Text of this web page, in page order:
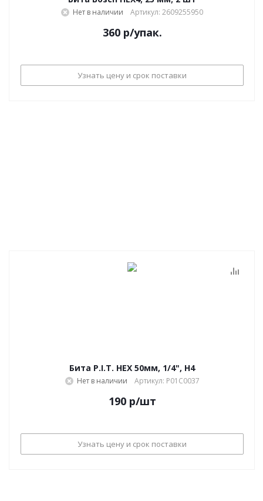
Нет в наличии Артикул: 2609255950
360р/упак.
Узнать цену и срок поставки
Бита P.I.T. HEX 50мм, 1/4", H4
Нет в наличии Артикул: P01C0037
190р/шт
Узнать цену и срок поставки